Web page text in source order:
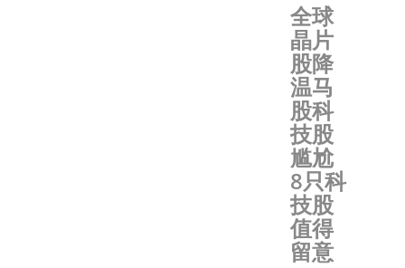
全球
晶片
股降
温马
股科
技股
尴尬
8只科
技股
值得
留意